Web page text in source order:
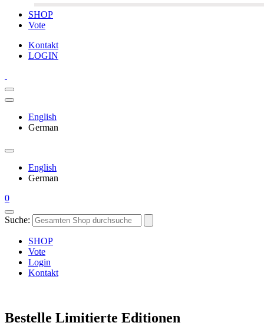
SHOP
Vote
Kontakt
LOGIN
English
German
English
German
0
Suche:
SHOP
Vote
Login
Kontakt
Bestelle Limitierte Editionen